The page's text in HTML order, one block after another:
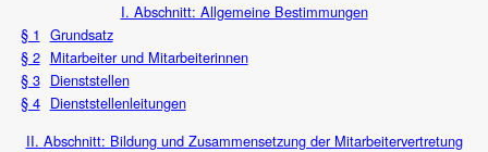
I. Abschnitt: Allgemeine Bestimmungen
§ 1 Grundsatz
§ 2 Mitarbeiter und Mitarbeiterinnen
§ 3 Dienststellen
§ 4 Dienststellenleitungen
II. Abschnitt: Bildung und Zusammensetzung der Mitarbeitervertretung